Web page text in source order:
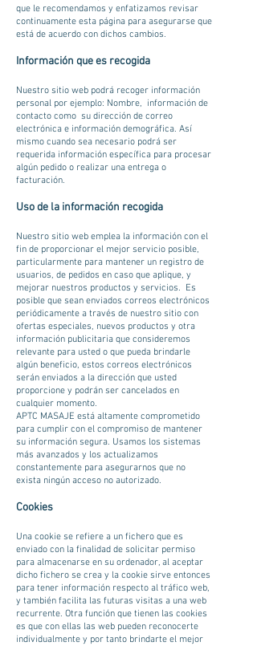
que le recomendamos y enfatizamos revisar
continuamente esta página para asegurarse que
está de acuerdo con dichos cambios.
Información que es recogida
Nuestro sitio web podrá recoger información
personal por ejemplo: Nombre, información de
contacto como su dirección de correo
electrónica e información demográfica. Así
mismo cuando sea necesario podrá ser
requerida información específica para procesar
algún pedido o realizar una entrega o
facturación.
Uso de la información recogida
Nuestro sitio web emplea la información con el
fin de proporcionar el mejor servicio posible,
particularmente para mantener un registro de
usuarios, de pedidos en caso que aplique, y
mejorar nuestros productos y servicios. Es
posible que sean enviados correos electrónicos
periódicamente a través de nuestro sitio con
ofertas especiales, nuevos productos y otra
información publicitaria que consideremos
relevante para usted o que pueda brindarle
algún beneficio, estos correos electrónicos
serán enviados a la dirección que usted
proporcione y podrán ser cancelados en
cualquier momento.
APTC MASAJE está altamente comprometido
para cumplir con el compromiso de mantener
su información segura. Usamos los sistemas
más avanzados y los actualizamos
constantemente para asegurarnos que no
exista ningún acceso no autorizado.
Cookies
Una cookie se refiere a un fichero que es
enviado con la finalidad de solicitar permiso
para almacenarse en su ordenador, al aceptar
dicho fichero se crea y la cookie sirve entonces
para tener información respecto al tráfico web,
y también facilita las futuras visitas a una web
recurrente. Otra función que tienen las cookies
es que con ellas las web pueden reconocerte
individualmente y por tanto brindarte el mejor